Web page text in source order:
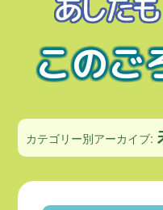
このご
カテゴリー別アーカイブ: